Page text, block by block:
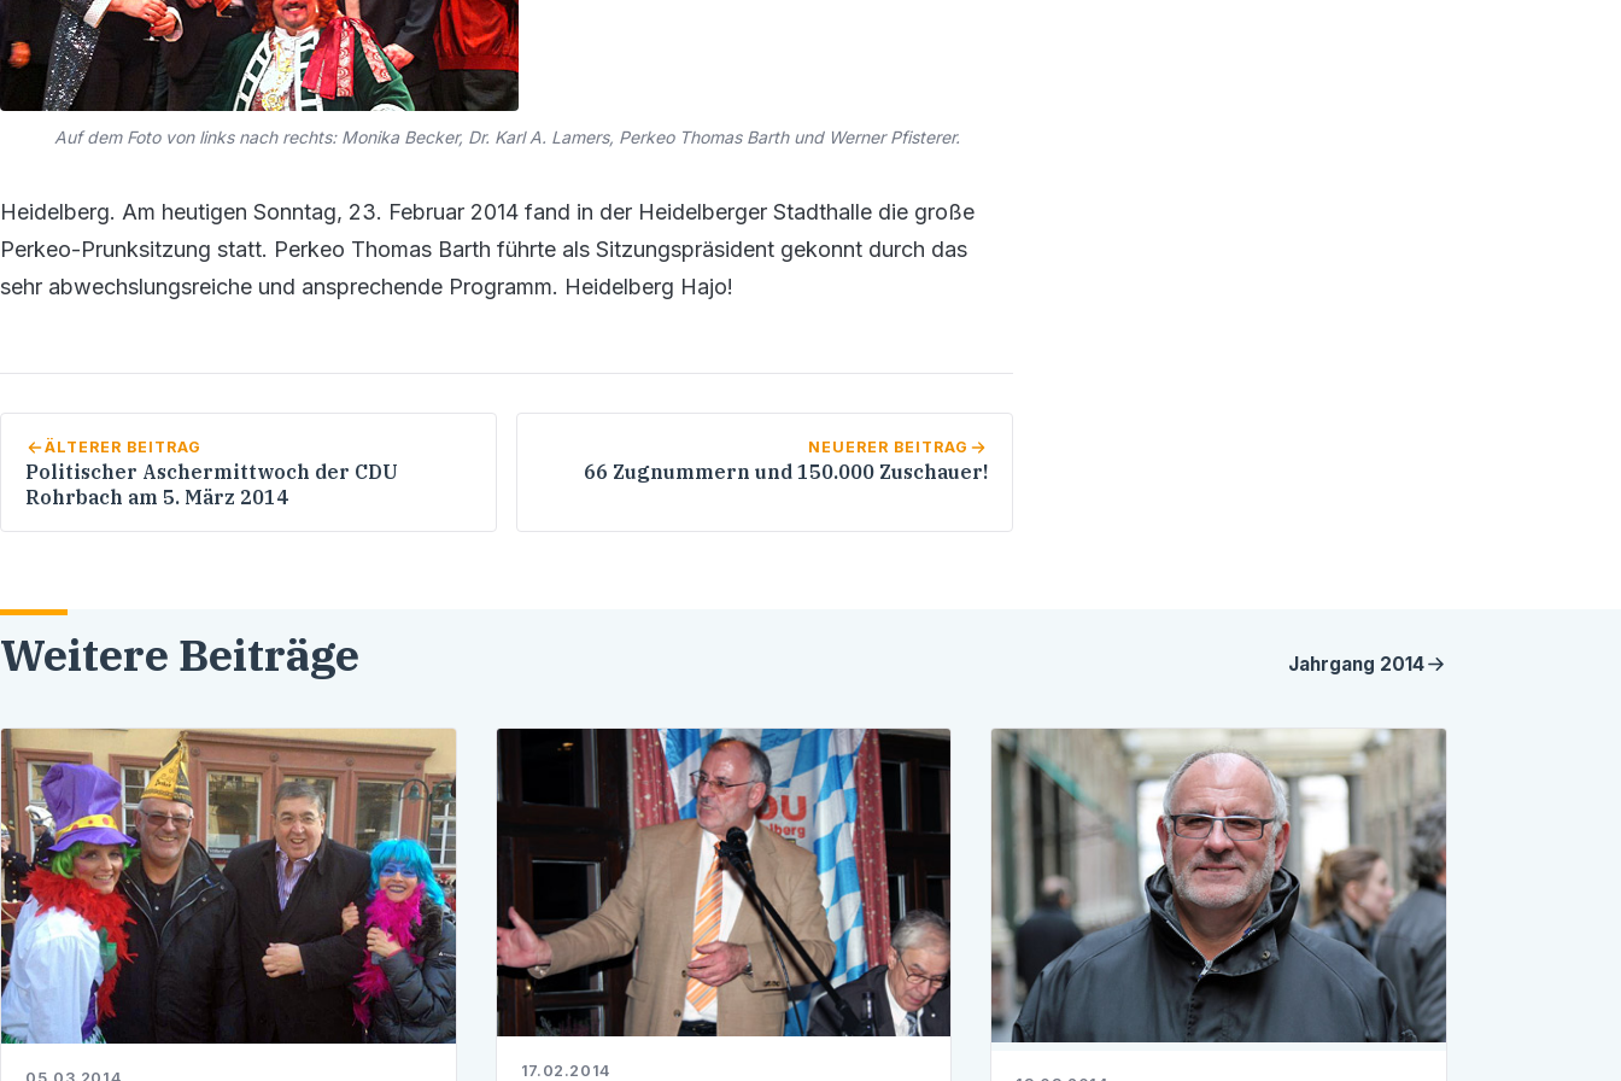
Auf dem Foto von links nach rechts: Monika Becker, Dr. Karl A. Lamers, Perkeo Thomas Barth und Werner Pfisterer.
Heidelberg. Am heutigen Sonntag, 23. Februar 2014 fand in der Heidelberger Stadthalle die große
Perkeo-Prunksitzung statt. Perkeo Thomas Barth führte als Sitzungspräsident gekonnt durch das
sehr abwechslungsreiche und ansprechende Programm. Heidelberg Hajo!
ÄLTERER BEITRAG
Politischer Aschermittwoch der CDU
Rohrbach am 5. März 2014
NEUERER BEITRAG
66 Zugnummern und 150.000 Zuschauer!
Weitere Beiträge Jahrgang 2014
17.02.2014